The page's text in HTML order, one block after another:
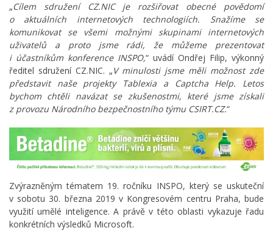
„Cílem sdružení CZ.NIC je rozšiřovat obecné povědomí
o aktuálních internetových technologiích. Snažíme se
komunikovat se všemi možnými skupinami internetových
uživatelů a proto jsme rádi, že můžeme prezentovat
i účastníkům konference INSPO,“ uvádí Ondřej Filip, výkonný
ředitel sdružení CZ.NIC. „V minulosti jsme měli možnost zde
představit naše projekty Tablexia a Captcha Help. Letos
bychom chtěli navázat se zkušenostmi, které jsme získali
z provozu Národního bezpečnostního týmu CSIRT.CZ.“
Zvýrazněným tématem 19. ročníku INSPO, který se uskuteční
v sobotu 30. března 2019 v Kongresovém centru Praha, bude
využití umělé inteligence. A právě v této oblasti vykazuje řadu
konkrétních výsledků Microsoft.